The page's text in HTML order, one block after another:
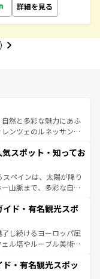
詳細を見る
然と多彩な魅力にあふ
ンツェのルネッサンス
やアマルフィ海岸の絶
光の合間には、本場の
料理を堪能することも
、すべての瞬間を楽し
テンツ一覧を参照してほ
スポット・知ってお
ペインは、太陽が降り
山脈まで、多彩な自然
フラメンコ、熱気あふ
生活の一部となってい
囲気や、バルセロナの
古代ローマ遺跡や中世
なるスペインはその個
ド・有名観光スポ
し続けるヨーロッパ屈
ル塔やルーブル美術館
麗な宮殿、歴史的な大
自然が、訪れる者を心
・有名観光スポッ